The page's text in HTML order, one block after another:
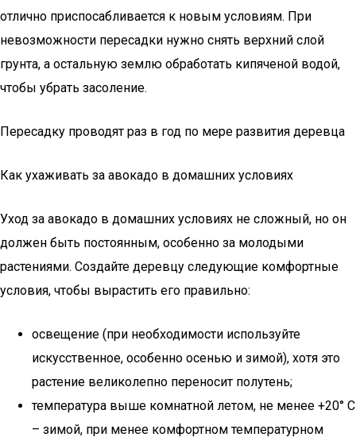
отлично приспосабливается к новым условиям. При
невозможности пересадки нужно снять верхний слой
грунта, а остальную землю обработать кипяченой водой,
чтобы убрать засоление.
Пересадку проводят раз в год по мере развития деревца
Как ухаживать за авокадо в домашних условиях
Уход за авокадо в домашних условиях не сложный, но он
должен быть постоянным, особенно за молодыми
растениями. Создайте деревцу следующие комфортные
условия, чтобы вырастить его правильно:
освещение (при необходимости используйте
искусственное, особенно осенью и зимой), хотя это
растение великолепно переносит полутень;
температура выше комнатной летом, не менее +20° С
– зимой, при менее комфортном температурном